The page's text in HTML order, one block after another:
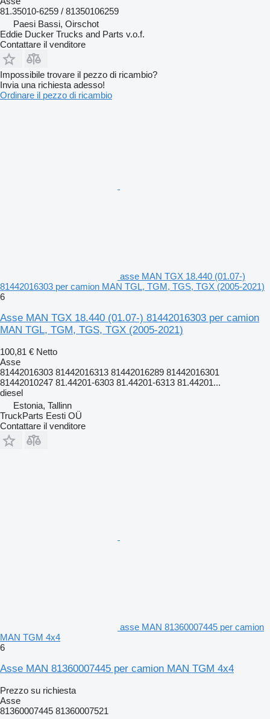
81.35010-6259 / 81350106259
Paesi Bassi, Oirschot
Eddie Ducker Trucks and Parts v.o.f.
Contattare il venditore
Impossibile trovare il pezzo di ricambio?
Invia una richiesta adesso!
Ordinare il pezzo di ricambio
asse MAN TGX 18.440 (01.07-)
81442016303 per camion MAN TGL, TGM, TGS, TGX (2005-2021)
6
Asse MAN TGX 18.440 (01.07-) 81442016303 per camion
MAN TGL, TGM, TGS, TGX (2005-2021)
100,81 € Netto
Asse
81442016303 81442016313 81442016289 81442016301
81442010247 81.44201-6303 81.44201-6313 81.44201...
diesel
Estonia, Tallinn
TruckParts Eesti OÜ
Contattare il venditore
asse MAN 81360007445 per camion
MAN TGM 4x4
6
Asse MAN 81360007445 per camion MAN TGM 4x4
Prezzo su richiesta
Asse
81360007445 81360007521